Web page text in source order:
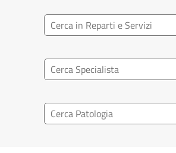
Ricerca reparto
Ricerca specialisti
Ricerca nel patologia